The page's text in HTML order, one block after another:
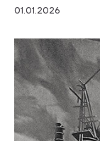
01.01.2026